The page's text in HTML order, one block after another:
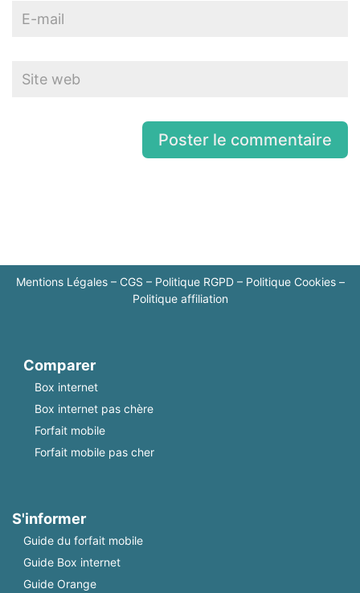
Mentions Légales– CGS – Politique RGPD– Politique Cookies–
Politique affiliation
Comparer
Box internet
Box internet pas chère
Forfait mobile
Forfait mobile pas cher
S'informer
Guide du forfait mobile
Guide Box internet
Guide Orange